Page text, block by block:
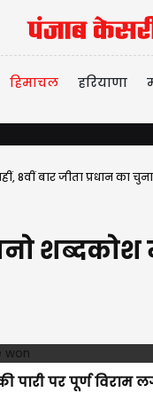
हिमाचल हरियाणा
8वीं बार जीता प्रधान का
शब्दकोश में
पर पूर्ण विराम